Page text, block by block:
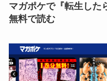
マガポケで『転生した
無料で読む